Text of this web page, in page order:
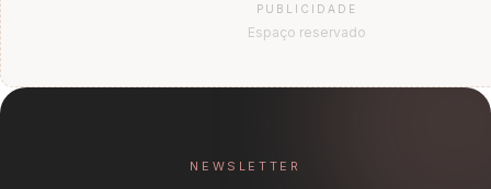
PUBLICIDADE
Espaço reservado
NEWSLETTER